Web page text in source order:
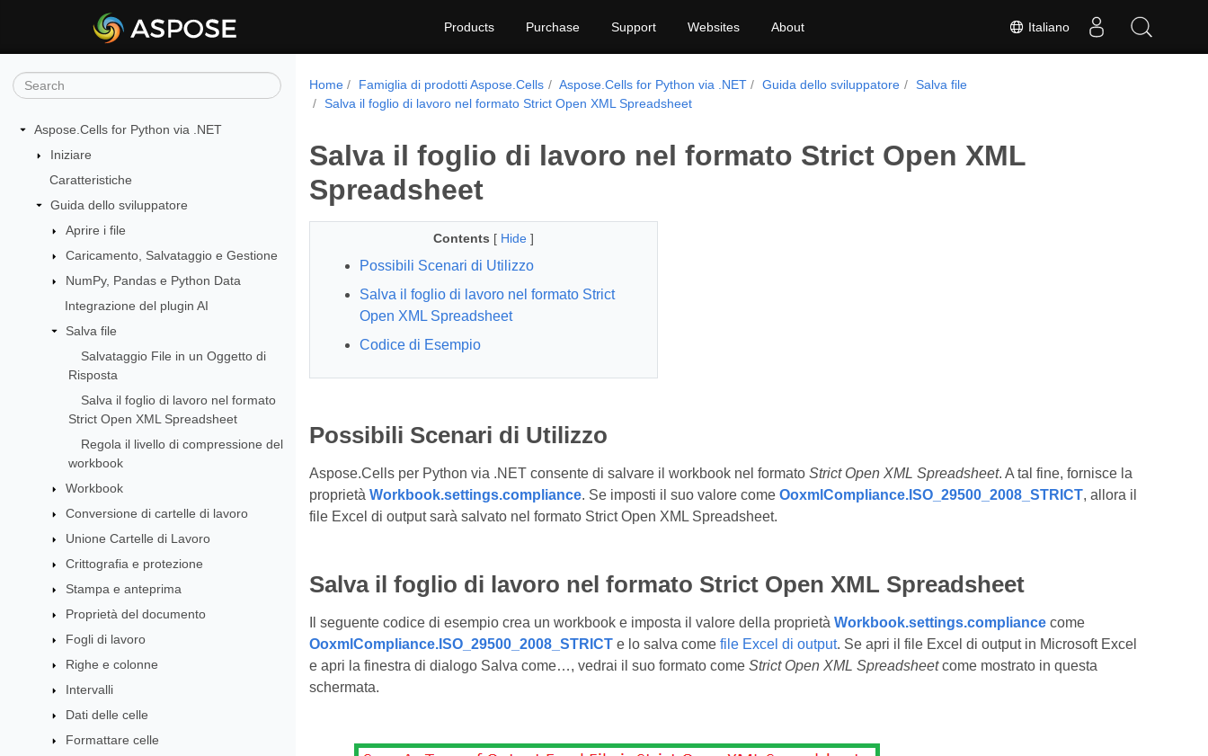
Italiano
Products Purchase Support Websites About
Aspose.Cells for Python via .NET
Iniziare
Caratteristiche
Guida dello sviluppatore
Aprire i file
Caricamento, Salvataggio e Gestione
NumPy, Pandas e Python Data
Integrazione del plugin AI
Salva file
Salvataggio File in un Oggetto di
Risposta
Salva il foglio di lavoro nel formato
Strict Open XML Spreadsheet
Regola il livello di compressione del
workbook
Workbook
Conversione di cartelle di lavoro
Unione Cartelle di Lavoro
Crittografia e protezione
Stampa e anteprima
Proprietà del documento
Fogli di lavoro
Righe e colonne
Intervalli
Dati delle celle
Formattare celle
Home Famiglia di prodotti Aspose.Cells Aspose.Cells for Python via .NET Guida dello sviluppatore
Salva file
Salva il foglio di lavoro nel formato Strict Open XML Spreadsheet
Salva il foglio di lavoro nel formato Strict Open XML
Spreadsheet
Contents [ Hide ]
Possibili Scenari di Utilizzo
Salva il foglio di lavoro nel formato Strict
Open XML Spreadsheet
Codice di Esempio
Possibili Scenari di Utilizzo
Aspose.Cells per Python via .NET consente di salvare il workbook nel formato Strict Open XML Spreadsheet. A tal fine, fornisce la
proprietà Workbook.settings.compliance. Se imposti il suo valore come OoxmlCompliance.ISO_29500_2008_STRICT, allora il
file Excel di output sarà salvato nel formato Strict Open XML Spreadsheet.
Salva il foglio di lavoro nel formato Strict Open XML Spreadsheet
Il seguente codice di esempio crea un workbook e imposta il valore della proprietà Workbook.settings.compliancecome
OoxmlCompliance.ISO_29500_2008_STRICTe lo salva come file Excel di output. Se apri il file Excel di output in Microsoft Excel
e apri la finestra di dialogo Salva come…, vedrai il suo formato come Strict Open XML Spreadsheetcome mostrato in questa
schermata.